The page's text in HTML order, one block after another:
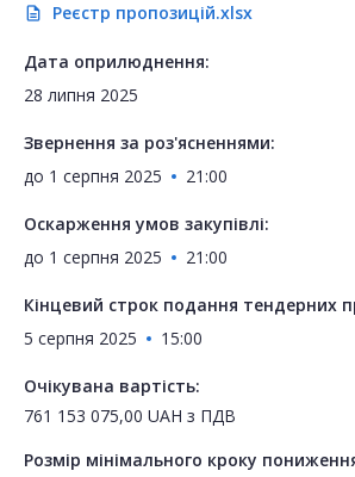
description Реєстр пропозицій.xlsx
Дата оприлюднення:
28 липня 2025
Звернення за роз'ясненнями:
до 1 серпня 2025 21:00
Оскарження умов закупівлі:
до 1 серпня 2025 21:00
Кінцевий строк подання тендерних
5 серпня 2025
15:00
Очікувана вартість:
761 153 075,00 UAH з ПДВ
Розмір мінімального кроку